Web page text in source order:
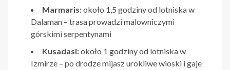
Marmaris:około 1,5 godziny od lotniska w
Dalaman – trasa prowadzi malowniczymi
górskimi serpentynami
Kusadasi:około 1 godziny od lotniska w
Izmirze – po drodze mijasz urokliwe wioski i gaje